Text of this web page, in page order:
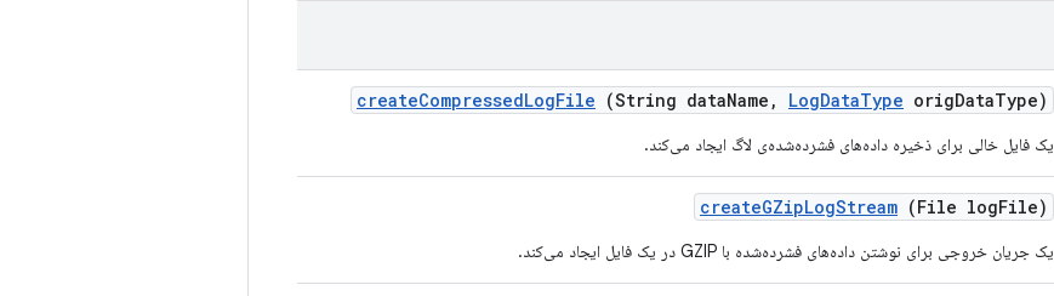
createCompressedLogFile (String dataName , LogDataType origDataType)
یک فایل خالی برای ذخیره داده‌های فشرده‌شده‌ی لاگ ایجاد می‌کند.
createGZipLogStream (File logFile)
یک جریان خروجی برای نوشتن داده‌های فشرده‌شده با GZIP در یک فایل ایجاد می‌کند.